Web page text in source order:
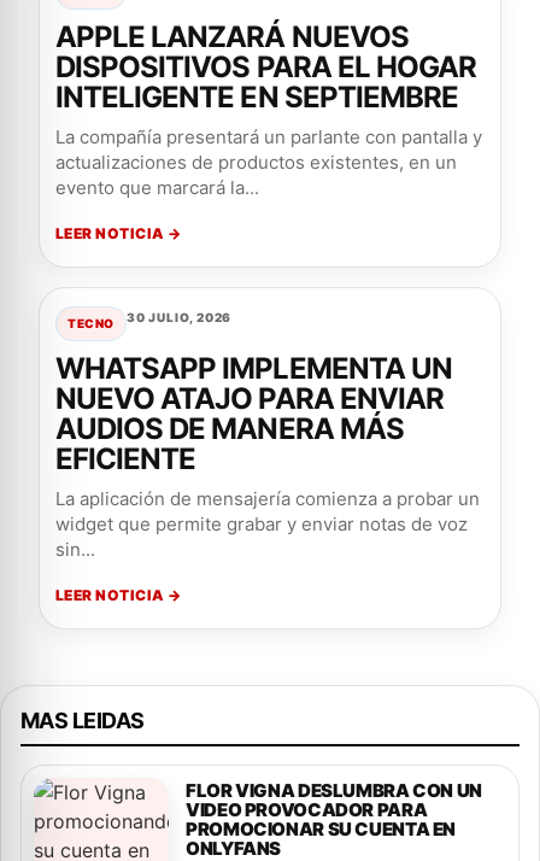
APPLE LANZARÁ NUEVOS
DISPOSITIVOS PARA EL HOGAR
INTELIGENTE EN SEPTIEMBRE
La compañía presentará un parlante con pantalla y
actualizaciones de productos existentes, en un
evento que marcará la...
LEER NOTICIA →
TECNO 30 JULIO, 2026
WHATSAPP IMPLEMENTA UN
NUEVO ATAJO PARA ENVIAR
AUDIOS DE MANERA MÁS
EFICIENTE
La aplicación de mensajería comienza a probar un
widget que permite grabar y enviar notas de voz
sin...
LEER NOTICIA →
MAS LEIDAS
FLOR VIGNA DESLUMBRA CON UN
VIDEO PROVOCADOR PARA
PROMOCIONAR SU CUENTA EN
ONLYFANS